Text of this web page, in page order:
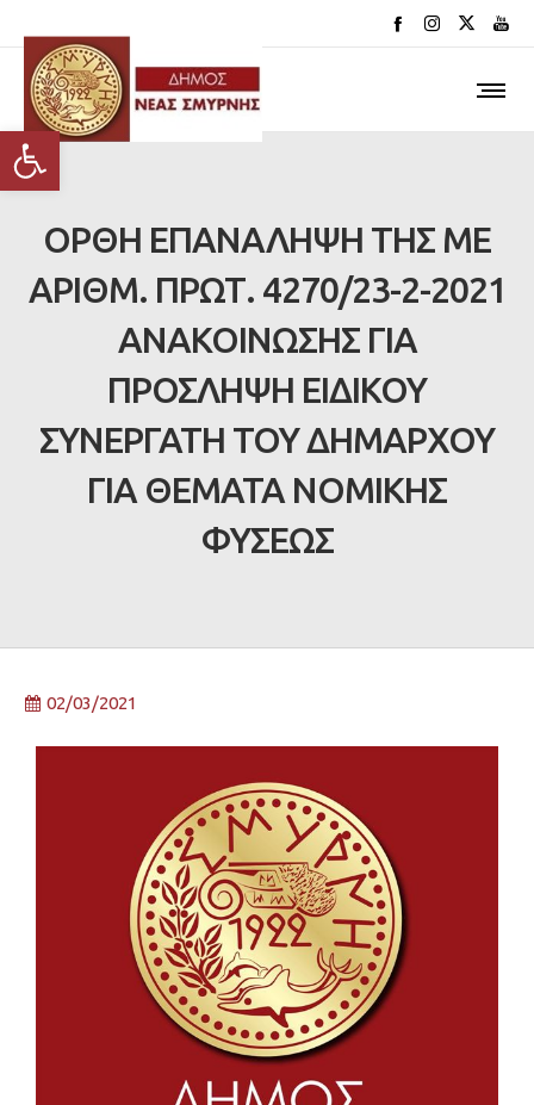
Ανοίξτε τη γραμμή εργαλείων
ΟΡΘΗ ΕΠΑΝΑΛΗΨΗ ΤΗΣ ΜΕ
ΑΡΙΘΜ. ΠΡΩΤ. 4270/23-2-2021
ΑΝΑΚΟΙΝΩΣΗΣ ΓΙΑ
ΠΡΟΣΛΗΨΗ ΕΙΔΙΚΟΥ
ΣΥΝΕΡΓΑΤΗ ΤΟΥ ΔΗΜΑΡΧΟΥ
ΓΙΑ ΘΕΜΑΤΑ ΝΟΜΙΚΗΣ
ΦΥΣΕΩΣ
02/03/2021